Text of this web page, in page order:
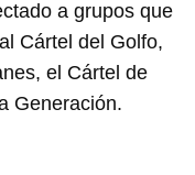
a grupos que
Cártel del Golfo,
el Cártel de
Generación.